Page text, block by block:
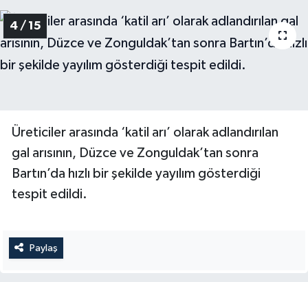
4 / 15
Üreticiler arasında ‘katil arı’ olarak adlandırılan
gal arısının, Düzce ve Zonguldak’tan sonra
Bartın’da hızlı bir şekilde yayılım gösterdiği
tespit edildi.
Paylaş